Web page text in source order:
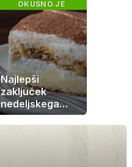
boste
potrebovali
popoldanskega
spanca
OKUSNO.JE
Najlepši
zaključek
nedeljskega
kosila: 8 sladic
brez peke, ki se